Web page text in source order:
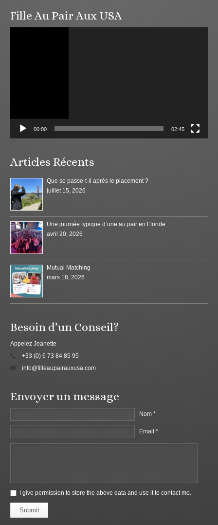
Fille Au Pair Aux USA
00:00 02:45
Articles Récents
Que se passe-t-il après le placement ?
juillet 15, 2026
Une journée typique d’une au pair en Floride
avril 20, 2026
Mutual Matching
mars 18, 2026
Besoin d’un Conseil?
Appelez Jeanette
+33 (0) 6 73 84 85 95
info@filleaupairauxusa.com
Envoyer un message
Nom *
Email *
I give permission to store the above data and use it to contact me.
Submit